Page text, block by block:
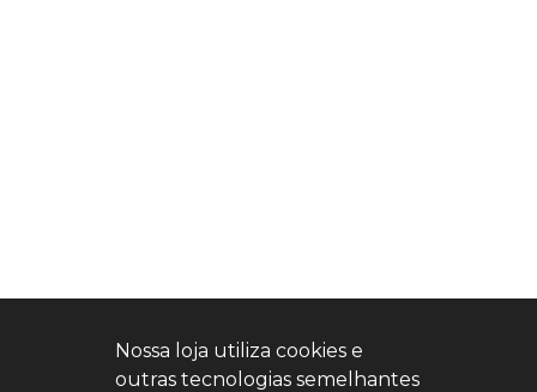
Nossa loja utiliza cookies e
outras tecnologias semelhantes